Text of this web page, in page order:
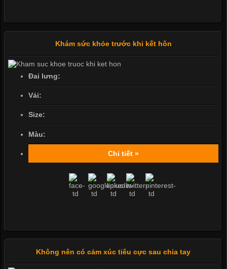
Khám sức khỏe trước khi kết hôn
Đai lưng:
Vải:
Size:
Màu:
Chi tiết »
Không nên có cảm xúc tiêu cực sau chia tay